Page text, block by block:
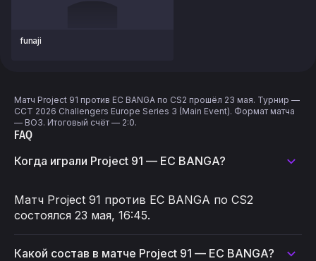
funaji
Матч Project 91 против EC BANGA по CS2 прошёл 23 мая. Турнир —
CCT 2026 Challengers Europe Series 3 (Main Event). Формат матча
— BO3. Итоговый счёт — 2:0.
FAQ
Когда играли Project 91 — EC BANGA?
Матч Project 91 против EC BANGA по CS2
состоялся 23 мая, 16:45.
Какой состав в матче Project 91 — EC BANGA?